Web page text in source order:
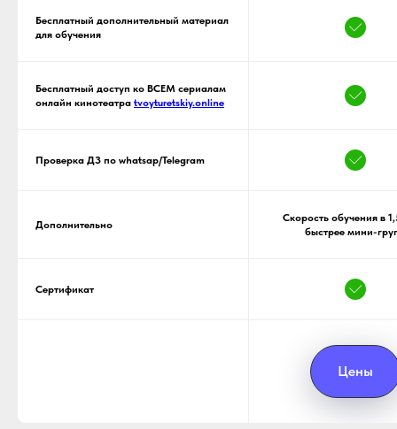
Бесплатный дополнительный материал
для обучения
Бесплатный доступ ко ВСЕМ сериалам
онлайн кинотеатра tvoyturetskiy.online
Проверка ДЗ по whatsap/Telegram
Дополнительно
Скорость обучения в
быстрее мини-
Сертификат
Цены